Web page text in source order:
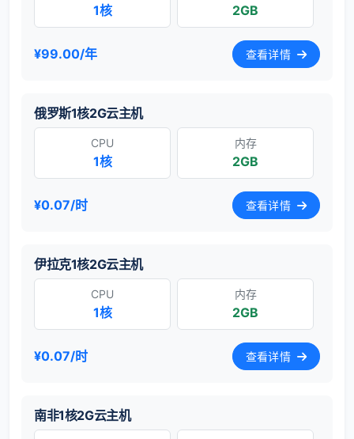
1核 2GB
¥99.00/年 查看详情
俄罗斯1核2G云主机
CPU
1核
内存
2GB
¥0.07/时 查看详情
伊拉克1核2G云主机
CPU
1核
内存
2GB
¥0.07/时 查看详情
南非1核2G云主机